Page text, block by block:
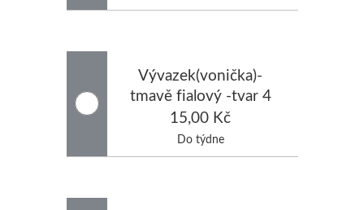
Vývazek(vonička)-
tmavě fialový -tvar 4
15,00 Kč
Do týdne